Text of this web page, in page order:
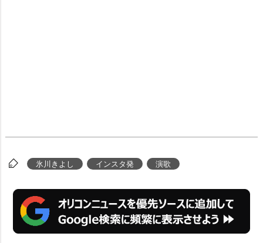
氷川きよし インスタ発 演歌